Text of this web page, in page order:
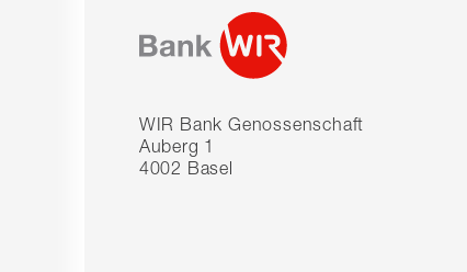
WIR Bank Genossenschaft
Auberg 1
4002 Basel